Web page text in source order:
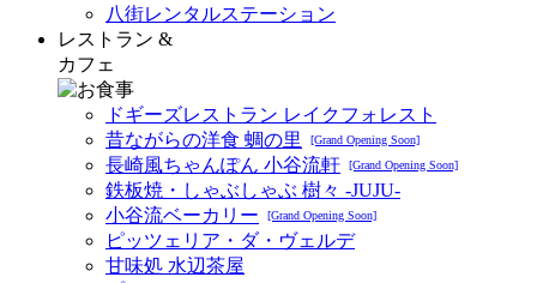
八街レンタルステーション
レストラン &
カフェ
ドギーズレストラン レイクフォレスト
昔ながらの洋食 蜩の里
[Grand Opening Soon]
長崎風ちゃんぽん 小谷流軒 [Grand Opening Soon]
鉄板焼・しゃぶしゃぶ 樹々 -JUJU-
小谷流ベーカリー
[Grand Opening Soon]
ピッツェリア・ダ・ヴェルデ
甘味処 水辺茶屋